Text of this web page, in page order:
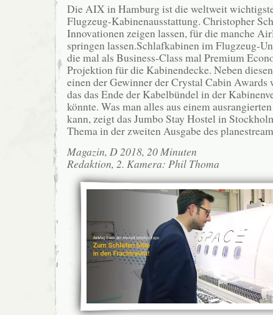
Die AIX in Hamburg ist die weltweit
Flugzeug-Kabinenausstattung. Christopher
Innovationen zeigen lassen, für die manche
springen lassen.Schlafkabinen im Flugzeug-
die mal als Business-Class mal Premium
Projektion für die Kabinendecke. Neben
einen der Gewinner der Crystal Cabin Awards
das das Ende der Kabelbündel in der
könnte. Was man alles aus einem
kann, zeigt das Jumbo Stay Hostel in
Thema in der zweiten Ausgabe des
Magazin, D 2018, 20 Minuten
Redaktion, 2. Kamera: Phil Thoma